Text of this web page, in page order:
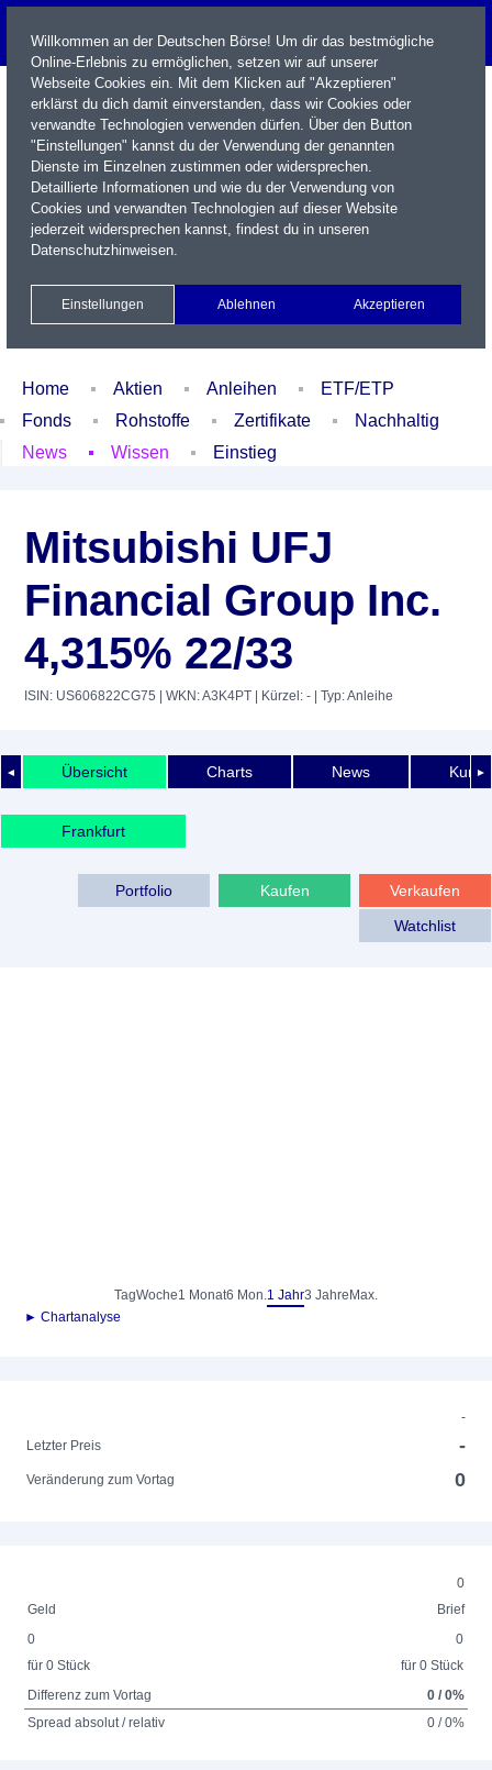
Name / WKN / ISIN / Kürzel
Xetra Realtime
Watchlist Portfolio Login
Home Aktien Anleihen
ETF/ETP
Fonds
Rohstoffe Zertifikate
Nachhaltig
News
Wissen Einstieg
Mitsubishi UFJ
Financial Group Inc.
4,315% 22/33
ISIN: US606822CG75 | WKN: A3K4PT | Kürzel: - | Typ: Anleihe
◄ ►
Übersicht Charts News
Frankfurt
Verkaufen
Kaufen
Portfolio
Watchlist
TagWoche1 Monat6 Mon.1 Jahr3 Jahre Max.
► Chartanalyse
-
Letzter Preis
-
Veränderung zum Vortag 0
0
Geld
Brief
0
für 0 Stück
0
für 0 Stück
Differenz zum Vortag
0 / 0%
Spread absolut / relativ
0 / 0%
Willkommen an der Deutschen Börse! Um dir das bestmögliche
Online-Erlebnis zu ermöglichen, setzen wir auf unserer
Webseite Cookies ein. Mit dem Klicken auf "Akzeptieren"
erklärst du dich damit einverstanden, dass wir Cookies oder
verwandte Technologien verwenden dürfen. Über den Button
"Einstellungen" kannst du der Verwendung der genannten
Dienste im Einzelnen zustimmen oder widersprechen.
Detaillierte Informationen und wie du der Verwendung von
Cookies und verwandten Technologien auf dieser Website
jederzeit widersprechen kannst, findest du in unseren
Datenschutzhinweisen.
Einstellungen Ablehnen Akzeptieren